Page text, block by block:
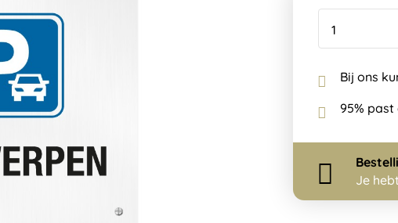
Bij ons
95%
Je